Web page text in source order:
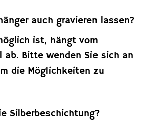
auch gravieren lassen?
ist, hängt vom
ab. Bitte wenden Sie sich an
die Möglichkeiten zu
Silberbeschichtung?